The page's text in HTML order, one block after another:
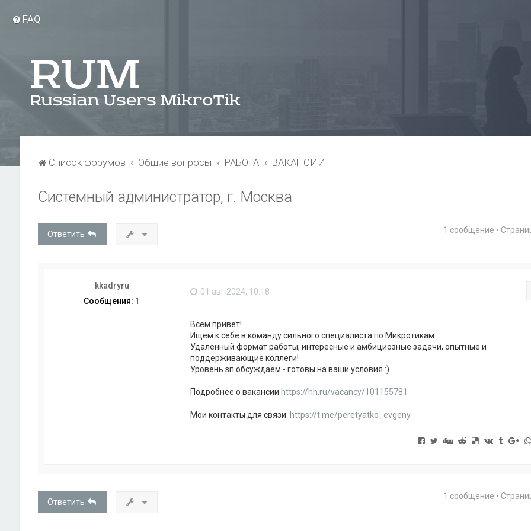
FAQ
Список форумов Общие вопросы РАБОТА ВАКАНСИИ
Системный администратор, г. Москва
Ответить 1 сообщение •
kkadryru
Сообщения: 1
01 авг 2024, 10:18
Всем привет!
Ищем к себе в команду сильного специалиста по Микротикам
Удаленный формат работы, интересные и амбициозные задачи, опытные и
поддерживающие коллеги!
Уровень зп обсуждаем - готовы на ваши условия :)
Подробнее о вакансии https://hh.ru/vacancy/101155781
Мои контакты для связи: https://t.me/peretyatko_evgeny
Ответить
1 сообщение •